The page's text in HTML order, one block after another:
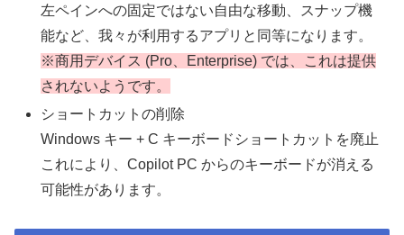
左ペインへの固定ではない自由な移動、スナップ機
能など、我々が利用するアプリと同等になります。
※商用デバイス (Pro、Enterprise) では、これは提供
されないようです。
ショートカットの削除
Windows キー + C キーボードショートカットを廃止
これにより、Copilot PC からのキーボードが消える
可能性があります。